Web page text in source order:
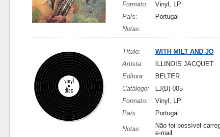
Formato:
Vinyl, LP
País:
Portugal
Notas:
Título:
WITH MILT AND JO
Artista:
ILLINOIS JACQUET
Editora:
BELTER
Catálogo:
LJ(B) 005
Formato:
Vinyl, LP
País:
Portugal
Notas:
Não foi possível
e-mail